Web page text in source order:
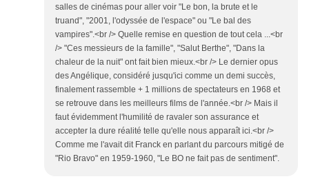
salles de cinémas pour aller voir "Le bon, la brute et le
truand", "2001, l'odyssée de l'espace" ou "Le bal des
vampires".<br /> Quelle remise en question de tout cela ...<br
/> "Ces messieurs de la famille", "Salut Berthe", "Dans la
chaleur de la nuit" ont fait bien mieux.<br /> Le dernier opus
des Angélique, considéré jusqu'ici comme un demi succès,
finalement rassemble + 1 millions de spectateurs en 1968 et
se retrouve dans les meilleurs films de l'année.<br /> Mais il
faut évidemment l'humilité de ravaler son assurance et
accepter la dure réalité telle qu'elle nous apparaît ici.<br />
Comme me l'avait dit Franck en parlant du parcours mitigé de
"Rio Bravo" en 1959-1960, "Le BO ne fait pas de sentiment".